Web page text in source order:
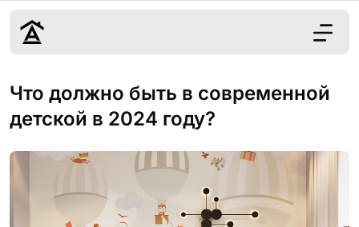
Дизайн
Ремонт
Наши работы
О нас
Контакты
Что должно быть в современной
детской в 2024 году?